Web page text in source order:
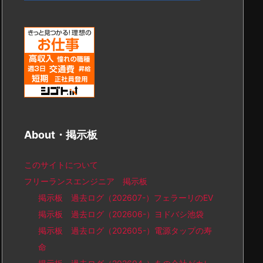
About・掲示板
このサイトについて
フリーランスエンジニア 掲示板
掲示板 過去ログ（202607-）フェラーリのEV
掲示板 過去ログ（202606-）ヨドバシ池袋
掲示板 過去ログ（202605-）電源タップの寿
命